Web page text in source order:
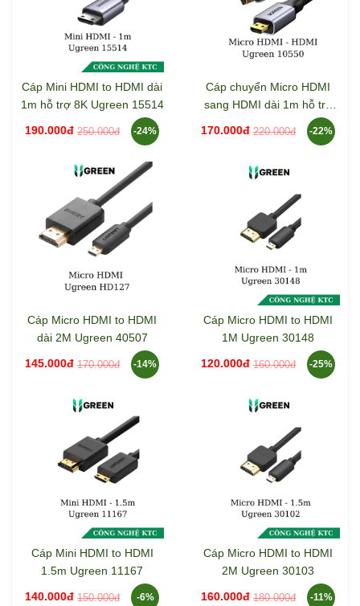
Cáp Mini HDMI to HDMI dài
1m hỗ trợ 8K Ugreen 15514
190.000đ 250.000đ -24%
Cáp chuyển Micro HDMI
sang HDMI dài 1m hỗ trợ
4K Ugreen 10550
170.000đ 220.000đ -22%
Cáp Micro HDMI to HDMI
dài 2M Ugreen 40507
145.000đ 170.000đ -14%
Cáp Micro HDMI to HDMI
1M Ugreen 30148
120.000đ 160.000đ -25%
Cáp Mini HDMI to HDMI
1.5m Ugreen 11167
140.000đ 150.000đ -6%
Cáp Micro HDMI to HDMI
2M Ugreen 30103
160.000đ 180.000đ -11%